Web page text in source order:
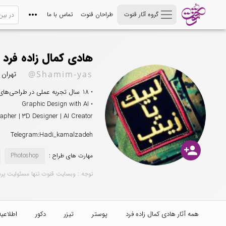
گروه آثار قنوت طراحان قنوت تماس با ما
person_add
هادی کمال زاده فرد
@Shamim-yas تهران
• 18 سال تجربه عملی در طراحی‌های مذهبی، هویت بصری و پروژه‌های تبلیغاتی
• Graphic Design with AI
| 3D Designer | AI Creator
Telegram:Hadi_kamalzadeh
مهارت های طراح : Photoshop
توجه : وبسایت قنوت تنها مسئولیت
همه آثار هادی کمال زاده فرد پوستر تیزر دکور